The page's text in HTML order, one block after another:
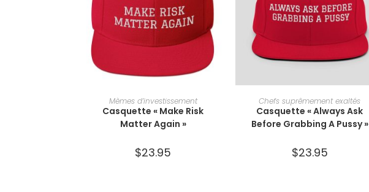
AJOUTER AU PANIER
Mèmes d’investissement
Casquette « Make Risk
Matter Again »
$23.95
AJOUTER AU PANIER
Chefs suprêmement exaltés
Casquette « Always Ask
Before Grabbing A Pussy »
$23.95